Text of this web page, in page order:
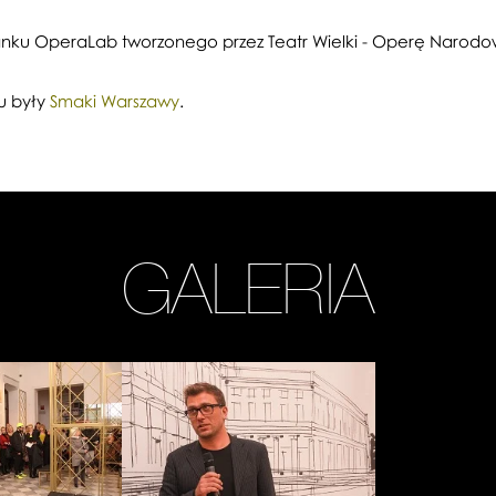
OperaLab tworzonego przez Teatr Wielki - Operę
były Smaki Warszawy.
GALERIA
Zobacz
zdjęcie:
na
zdj.
Tomasz